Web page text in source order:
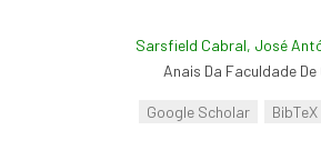
Sarsfield Cabral, José
Anais Da Faculdade
Google Scholar BibTeX